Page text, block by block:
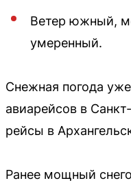
Ветер южный,
умеренный.
Снежная погода
авиарейсов в
рейсы в
Ранее мощный